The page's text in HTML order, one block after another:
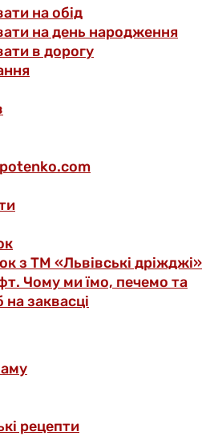
на обід
на день народження
в дорогу
з ТМ «Львівські дріжджі»
Чому ми їмо, печемо та
на заквасці
рецепти